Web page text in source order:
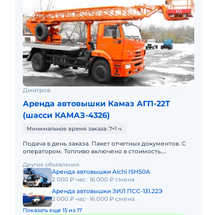
Дмитров
Аренда автовышки Камаз АГП-22Т
(шасси КАМАЗ-4326)
Минимальное время заказа: 7+1 ч.
Подача в день заказа. Пакет отчетных документов. С
оператором. Топливо включено в стоимость.
с малой наработк
Другие объявления
Аренда автовышки Aichi ISH50A
2 000 ₽ час 16 000 ₽ смена
Аренда автовышки ЗИЛ ПСС-131.22Э
2 000 ₽ час 16 000 ₽ смена
Показать еще 15 из 17